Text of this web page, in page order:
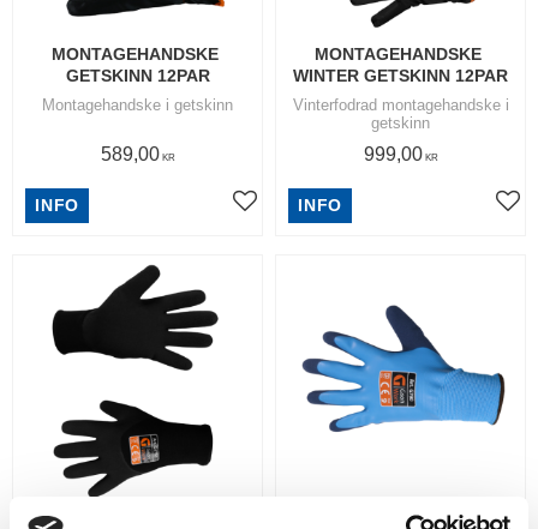
MONTAGEHANDSKE
GETSKINN 12PAR
Montagehandske i getskinn
589,00KR
Lägg till i favoriter
INFO
MONTAGEHANDSKE
WINTER GETSKINN 12PAR
Vinterfodrad montagehandske i
getskinn
999,00KR
INFO